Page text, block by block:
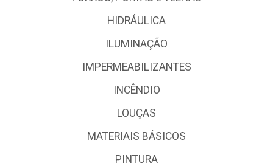
HIDRÁULICA
ILUMINAÇÃO
IMPERMEABILIZANTES
INCÊNDIO
LOUÇAS
MATERIAIS BÁSICOS
PINTURA